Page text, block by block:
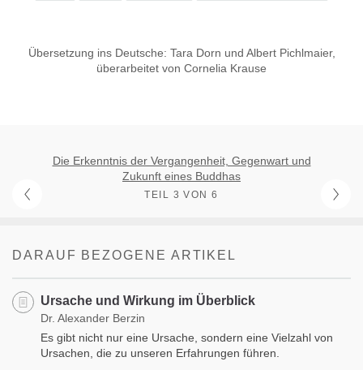
Übersetzung ins Deutsche: Tara Dorn und Albert Pichlmaier,
überarbeitet von Cornelia Krause
Die Erkenntnis der Vergangenheit, Gegenwart und
Zukunft eines Buddhas
TEIL 3 VON 6
DARAUF BEZOGENE ARTIKEL
Ursache und Wirkung im Überblick
Dr. Alexander Berzin
Es gibt nicht nur eine Ursache, sondern eine Vielzahl von
Ursachen, die zu unseren Erfahrungen führen.